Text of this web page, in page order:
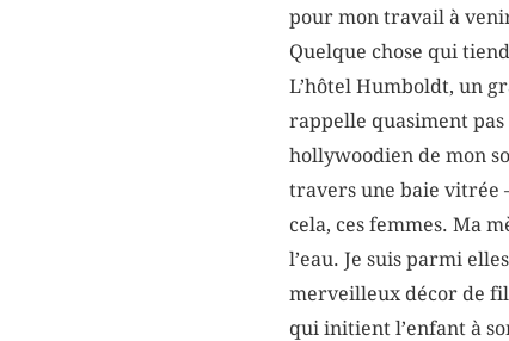
pour mon travail à
Quelque chose qui
L’hôtel Humboldt, un
rappelle quasiment
hollywoodien de mon
travers une baie vitrée
cela, ces femmes. Ma
l’eau. Je suis parmi
merveilleux décor de
qui initient l’enfant à